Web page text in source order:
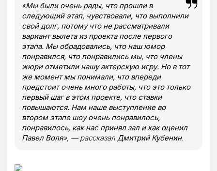
«Мы были очень рады, что прошли в
следующий этап, чувствовали, что выполнили
свой долг, потому что не рассматривали
вариант вылета из проекта после первого
этапа. Мы обрадовались, что наш юмор
понравился, что понравились мы, что члены
жюри отметили нашу актерскую игру. Но в тот
же момент мы понимали, что впереди
предстоит очень много работы, что это только
первый шаг в этом проекте, что ставки
повышаются. Нам наше выступление во
втором этапе шоу очень понравилось,
понравилось, как нас принял зал и как оценил
Павел Воля», — рассказал Дмитрий Кубенин.